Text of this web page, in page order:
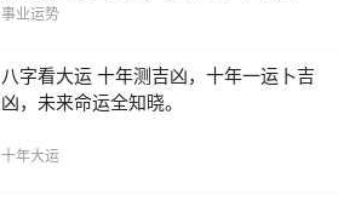
局！！
事业运势
八字看大运 十年测吉凶，十年一运卜吉
凶，未来命运全知晓。
十年大运